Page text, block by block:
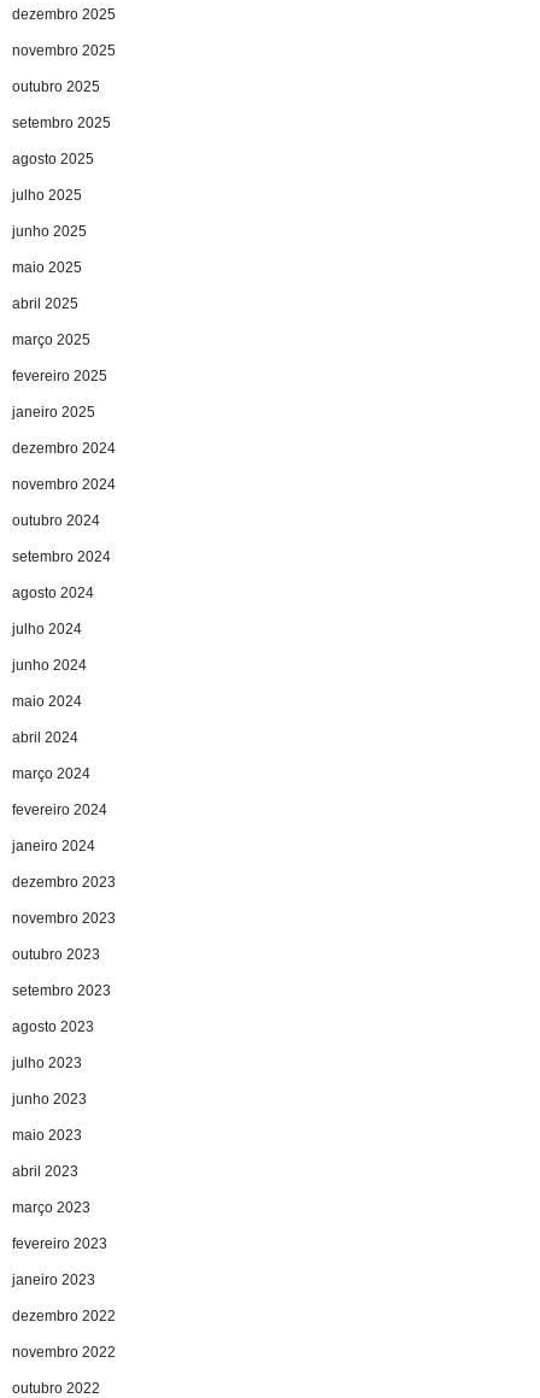
dezembro 2025
novembro 2025
outubro 2025
setembro 2025
agosto 2025
julho 2025
junho 2025
maio 2025
abril 2025
março 2025
fevereiro 2025
janeiro 2025
dezembro 2024
novembro 2024
outubro 2024
setembro 2024
agosto 2024
julho 2024
junho 2024
maio 2024
abril 2024
março 2024
fevereiro 2024
janeiro 2024
dezembro 2023
novembro 2023
outubro 2023
setembro 2023
agosto 2023
julho 2023
junho 2023
maio 2023
abril 2023
março 2023
fevereiro 2023
janeiro 2023
dezembro 2022
novembro 2022
outubro 2022